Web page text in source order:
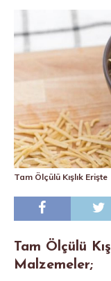
Tam Ölçülü Kışlık Erişte
Tam Ölçülü
Malzemeler;